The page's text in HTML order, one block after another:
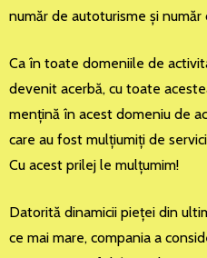
număr de autoturisme şi număr
Ca în toate domeniile de
devenit acerbă, cu toate
menţină în acest domeniu de
care au fost mulţiumiţi de
Cu acest prilej le mulţumim!
Datorită dinamicii pieţei din
ce mai mare, compania a